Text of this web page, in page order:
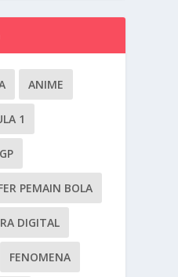
ANIME
1
PEMAIN BOLA
DIGITAL
FENOMENA